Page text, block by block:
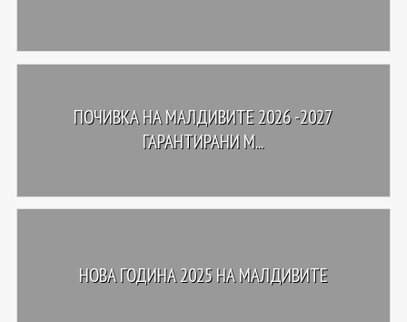
ПОЧИВКА НА МАЛДИВИТЕ 2026 -2027
ГАРАНТИРАНИ М...
НОВА ГОДИНА 2025 НА МАЛДИВИТЕ